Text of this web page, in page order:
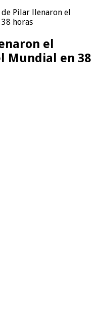
de Pilar llenaron el
horas
el
Mundial en 38